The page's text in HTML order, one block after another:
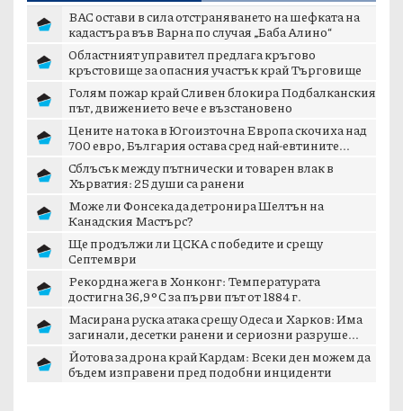
ВАС остави в сила отстраняването на шефката на
кадастъра във Варна по случая „Баба Алино“
Областният управител предлага кръгово
кръстовище за опасния участък край Търговище
Голям пожар край Сливен блокира Подбалканския
път, движението вече е възстановено
Цените на тока в Югоизточна Европа скочиха над
700 евро, България остава сред най-евтините...
Сблъсък между пътнически и товарен влак в
Хърватия: 25 души са ранени
Може ли Фонсека да детронира Шелтън на
Канадския Мастърс?
Ще продължи ли ЦСКА с победите и срещу
Септември
Рекордна жега в Хонконг: Температурата
достигна 36,9°C за първи път от 1884 г.
Масирана руска атака срещу Одеса и Харков: Има
загинали, десетки ранени и сериозни разруше...
Йотова за дрона край Кардам: Всеки ден можем да
бъдем изправени пред подобни инциденти